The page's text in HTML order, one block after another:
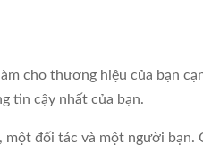
cho thương hiệu của bạn
tin cậy nhất của bạn.
một đối tác và một người bạn.